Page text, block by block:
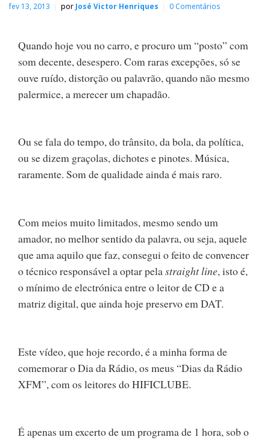
fev 13, 2013 por José Victor Henriques 0 Comentários
Quando hoje vou no carro, e procuro um “posto” com
som decente, desespero. Com raras excepções, só se
ouve ruído, distorção ou palavrão, quando não mesmo
palermice, a merecer um chapadão.
Ou se fala do tempo, do trânsito, da bola, da política,
ou se dizem graçolas, dichotes e pinotes. Música,
raramente. Som de qualidade ainda é mais raro.
Com meios muito limitados, mesmo sendo um
amador, no melhor sentido da palavra, ou seja, aquele
que ama aquilo que faz, consegui o feito de convencer
o técnico responsável a optar pelastraight line, isto é,
o mínimo de electrónica entre o leitor de CD e a
matriz digital, que ainda hoje preservo em DAT.
Este vídeo, que hoje recordo, é a minha forma de
comemorar o Dia da Rádio, os meus “Dias da Rádio
XFM”, com os leitores do HIFICLUBE.
É apenas um excerto de um programa de 1 hora, sob o